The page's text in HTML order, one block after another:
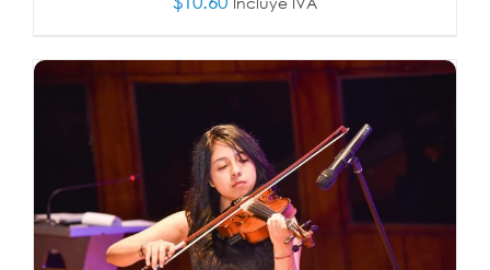
AÑADIR AL CARRITO DETALLES